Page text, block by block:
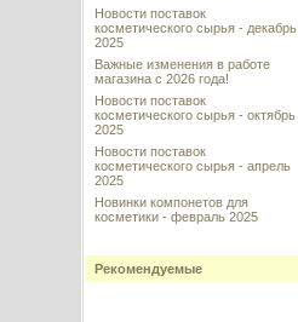
Новости поставок
косметического сырья - декабрь
2025
Важные изменения в работе
магазина с 2026 года!
Новости поставок
косметического сырья - октябрь
2025
Новости поставок
косметического сырья - апрель
2025
Новинки компонетов для
косметики - февраль 2025
Рекомендуемые